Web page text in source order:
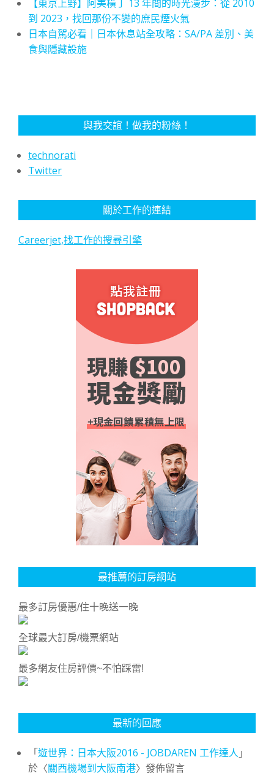
【東京上野】阿美橫丁 13 年間的時光漫步：從 2010
到 2023，找回那份不變的庶民煙火氣
日本自駕必看｜日本休息站全攻略：SA/PA 差別、美
食與隱藏設施
與我交誼！做我的粉絲！
technorati
Twitter
關於工作的連結
Careerjet,找工作的搜尋引擎
最推薦的訂房網站
最多訂房優惠/住十晚送一晚
全球最大訂房/機票網站
最多網友住房評價~不怕踩雷!
最新的回應
「遊世界：日本大阪2016 - JOBDAREN 工作達人 」
於〈關西機場到大阪南港〉發佈留言